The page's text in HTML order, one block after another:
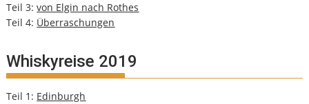
Teil 3:von Elgin nach Rothes
Teil 4: Überraschungen
Whiskyreise 2019
Teil 1: Edinburgh